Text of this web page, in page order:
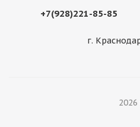
+7(928)221-85-85
г.